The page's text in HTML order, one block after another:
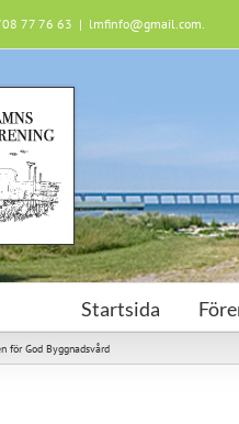
77 76 63 | lmfinfo@gmail.com.
Startsida
för God Byggnadsvård